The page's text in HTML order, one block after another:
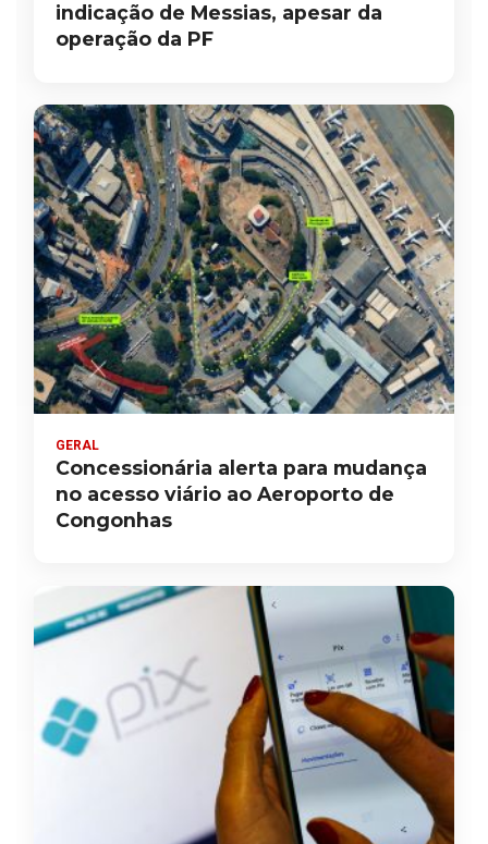
indicação de Messias, apesar da
operação da PF
GERAL
Concessionária alerta para mudança
no acesso viário ao Aeroporto de
Congonhas